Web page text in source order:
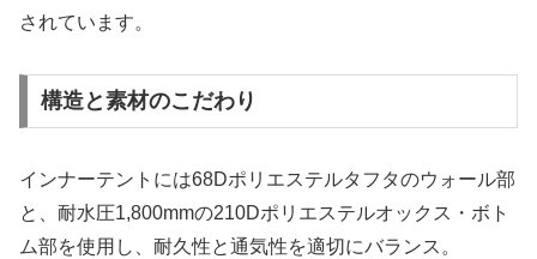
されています。
構造と素材のこだわり
インナーテントには68Dポリエステルタフタのウォール部
と、耐水圧1,800mmの210Dポリエステルオックス・ボト
ム部を使用し、耐久性と通気性を適切にバランス。